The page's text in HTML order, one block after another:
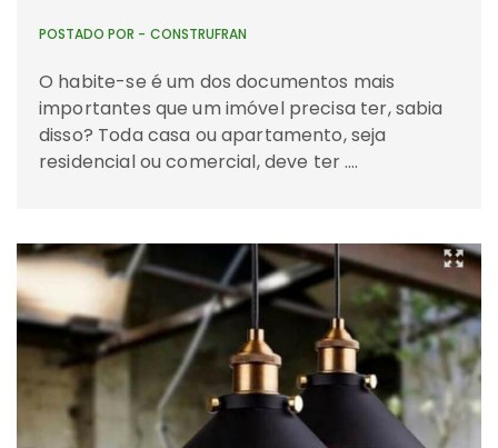
POSTADO POR - CONSTRUFRAN
O habite-se é um dos documentos mais
importantes que um imóvel precisa ter, sabia
disso? Toda casa ou apartamento, seja
residencial ou comercial, deve ter ….